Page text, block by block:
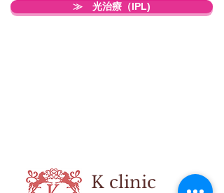
≫ 光治療（IPL)
K clinic